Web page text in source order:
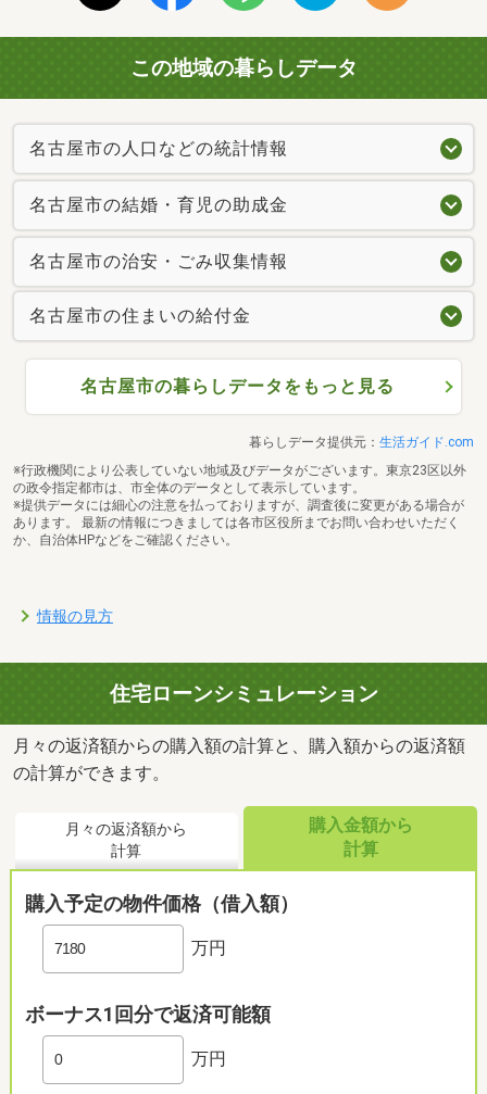
この地域の暮らしデータ
名古屋市の人口などの統計情報
名古屋市の結婚・育児の助成金
名古屋市の治安・ごみ収集情報
名古屋市の住まいの給付金
名古屋市の暮らしデータをもっと見る
暮らしデータ提供元： 生活ガイド.com
※行政機関により公表していない地域及びデータがございます。東京23区以外
の政令指定都市は、市全体のデータとして表示しています。
※提供データには細心の注意を払っておりますが、調査後に変更がある場合が
あります。 最新の情報につきましては各市区役所までお問い合わせいただく
か、自治体HPなどをご確認ください。
情報の見方
住宅ローンシミュレーション
月々の返済額からの購入額の計算と、購入額からの返済額
の計算ができます。
月々の返済額から
計算
購入金額から
計算
購入予定の物件価格（借入額）
万円
ボーナス1回分で返済可能額
万円